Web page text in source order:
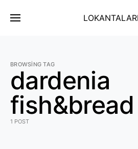
BROWSING TAG
dardenia
fish&bread
1 POST